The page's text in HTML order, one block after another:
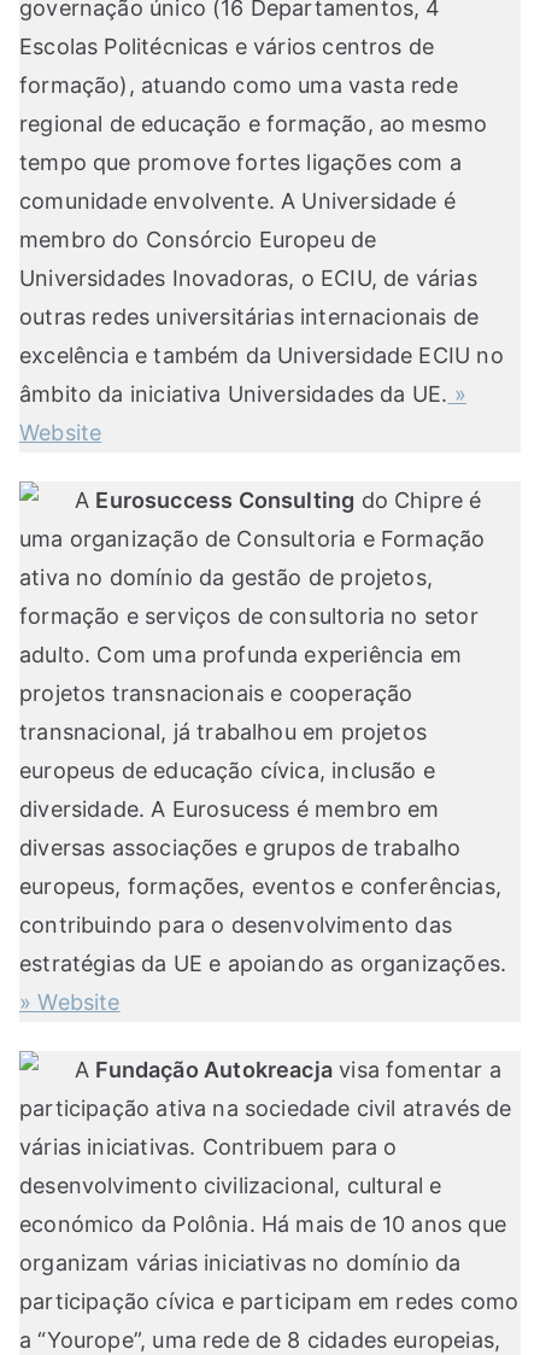
governação único (16 Departamentos, 4
Escolas Politécnicas e vários centros de
formação), atuando como uma vasta rede
regional de educação e formação, ao mesmo
tempo que promove fortes ligações com a
comunidade envolvente. A Universidade é
membro do Consórcio Europeu de
Universidades Inovadoras, o ECIU, de várias
outras redes universitárias internacionais de
excelência e também da Universidade ECIU no
âmbito da iniciativa Universidades da UE. »
Website
A Eurosuccess Consulting do Chipre é
uma organização de Consultoria e Formação
ativa no domínio da gestão de projetos,
formação e serviços de consultoria no setor
adulto. Com uma profunda experiência em
projetos transnacionais e cooperação
transnacional, já trabalhou em projetos
europeus de educação cívica, inclusão e
diversidade. A Eurosucess é membro em
diversas associações e grupos de trabalho
europeus, formações, eventos e conferências,
contribuindo para o desenvolvimento das
estratégias da UE e apoiando as organizações.
» Website
A Fundação Autokreacjavisa fomentar a
participação ativa na sociedade civil através de
várias iniciativas. Contribuem para o
desenvolvimento civilizacional, cultural e
económico da Polônia. Há mais de 10 anos que
organizam várias iniciativas no domínio da
participação cívica e participam em redes como
a “Yourope”, uma rede de 8 cidades europeias,